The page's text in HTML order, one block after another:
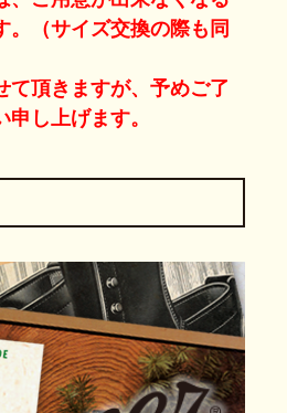
。（サイズ交換の際も同
て頂きますが、予めご了
し上げます。